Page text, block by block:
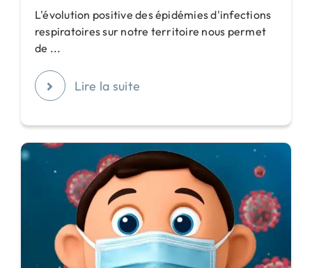
L'évolution positive des épidémies d'infections
respiratoires sur notre territoire nous permet
de ...
Lire la suite